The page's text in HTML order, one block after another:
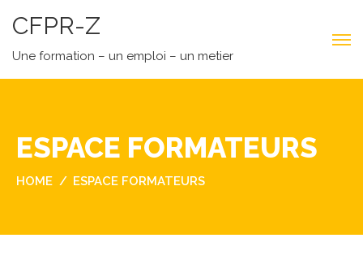
CFPR-Z
Une formation – un emploi – un metier
ESPACE FORMATEURS
HOME ESPACE FORMATEURS